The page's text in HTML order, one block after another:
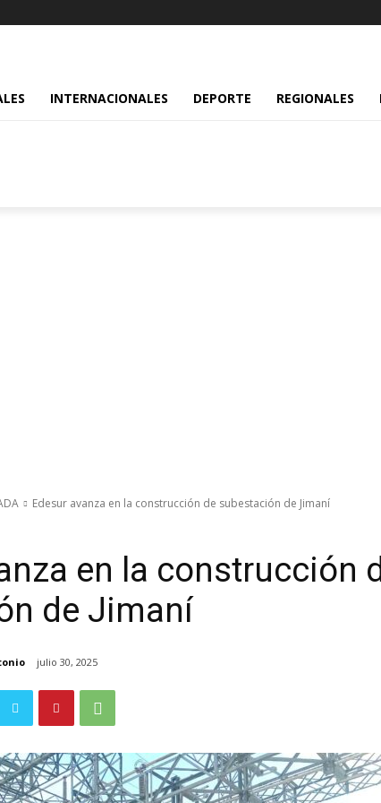
INTERNACIONALES DEPORTE REGIONALES
Edesur avanza en la construcción de subestación de Jimaní
en la construcción
de Jimaní
julio 30, 2025